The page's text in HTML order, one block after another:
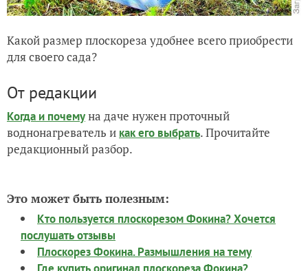
Какой размер плоскореза удобнее всего приобрести
для своего сада?
От редакции
Когда и почемуна даче нужен проточный
воднонагреватель и как его выбрать. Прочитайте
редакционный разбор.
Это может быть полезным:
Кто пользуется плоскорезом Фокина? Хочется
послушать отзывы
Плоскорез Фокина. Размышления на тему